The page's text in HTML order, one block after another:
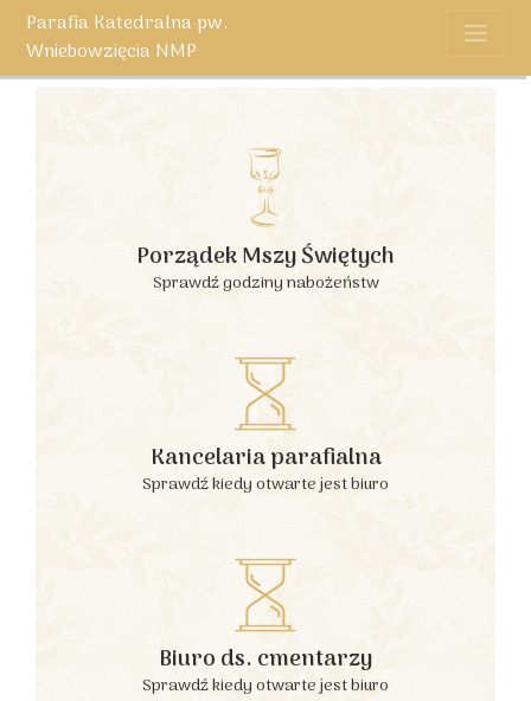
Parafia Katedralna pw.
Wniebowzięcia NMP
Porządek Mszy Świętych
Sprawdź godziny nabożeństw
Kancelaria parafialna
Sprawdź kiedy otwarte jest biuro
Biuro ds. cmentarzy
Sprawdź kiedy otwarte jest biuro